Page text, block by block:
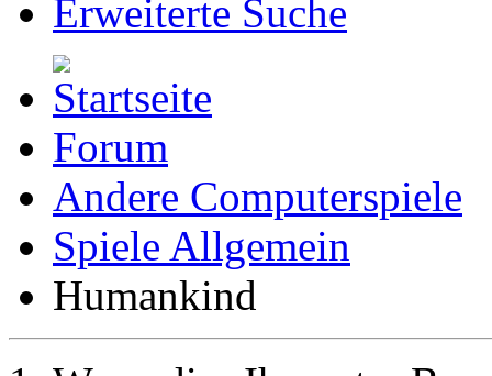
Erweiterte Suche
Forum
Andere Computerspiele
Spiele Allgemein
Humankind